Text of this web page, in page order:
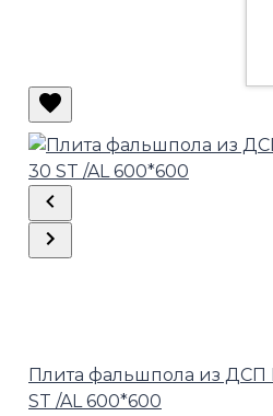
Плита фальшпола из ДСП
ST /AL 600*600